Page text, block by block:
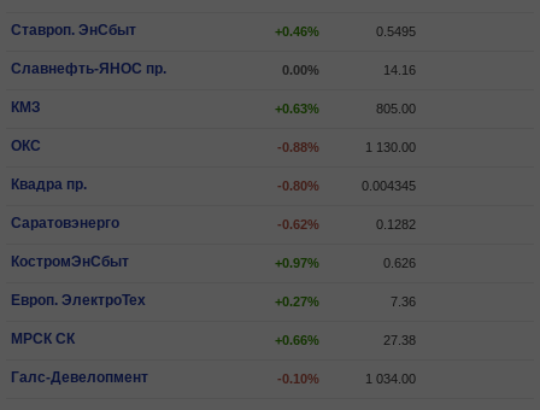
Ставроп. ЭнСбыт +0.46% 0.5495
Славнефть-ЯНОС пр. 0.00% 14.16
КМЗ +0.63% 805.00
ОКС -0.88% 1 130.00
Квадра пр. -0.80% 0.004345
Саратовэнерго -0.62% 0.1282
КостромЭнСбыт +0.97% 0.626
Европ. ЭлектроТех +0.27% 7.36
МРСК СК +0.66% 27.38
Галс-Девелопмент -0.10% 1 034.00